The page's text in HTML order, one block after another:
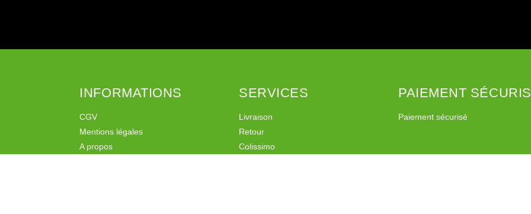
INFORMATIONS
CGV
Mentions légales
A propos
SERVICES
Livraison
Retour
Colissimo
PAIEMENT
Paiement sécurisé